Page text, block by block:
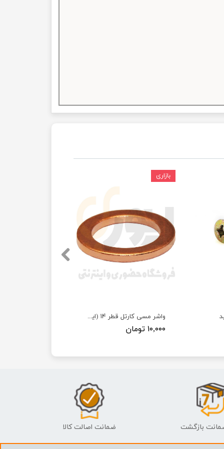
واشر مسی کارتل قطر ۱۴ (ایرانخودرویی)
۱۰,۰۰۰ تومان
بازاری
ضمانت اصالت کالا